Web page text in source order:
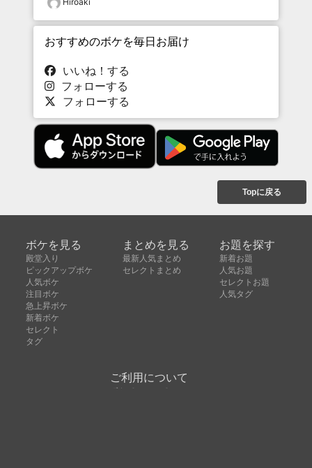
おすすめのボケを毎日お届け
いいね！する
フォローする
フォローする
Topに戻る
ボケを見る
殿堂入り
ピックアップボケ
人気ボケ
注目ボケ
急上昇ボケ
新着ボケ
セレクト
タグ
まとめを見る
最新人気まとめ
セレクトまとめ
お題を探す
新着お題
人気お題
セレクトお題
人気タグ
ご利用について
ボケてについて